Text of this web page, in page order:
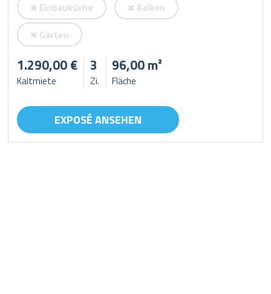
Einbauküche
Balkon
Garten
1.290,00 €
Kaltmiete
3
Zi.
96,00 m²
Fläche
EXPOSÉ ANSEHEN